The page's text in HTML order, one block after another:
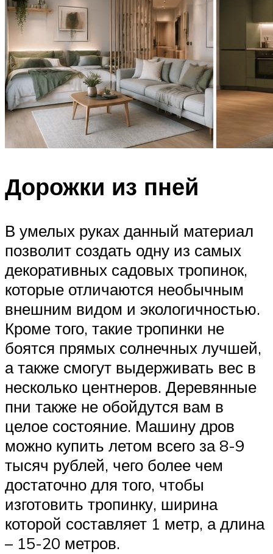
Дорожки из пней
В умелых руках данный материал
позволит создать одну из самых
декоративных садовых тропинок,
которые отличаются необычным
внешним видом и экологичностью.
Кроме того, такие тропинки не
боятся прямых солнечных лучшей,
а также смогут выдерживать вес в
несколько центнеров. Деревянные
пни также не обойдутся вам в
целое состояние. Машину дров
можно купить летом всего за 8-9
тысяч рублей, чего более чем
достаточно для того, чтобы
изготовить тропинку, ширина
которой составляет 1 метр, а длина
– 15-20 метров.